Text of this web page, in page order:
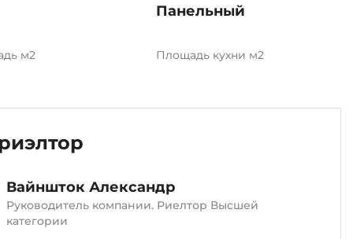
Панельный
м2 Площадь кухни м2
Вайншток Александр
Руководитель компании. Риелтор Высшей
категории